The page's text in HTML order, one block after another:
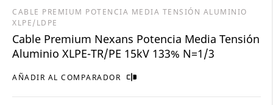
AÑADIR AL COMPARADOR
CABLE PREMIUM POTENCIA MEDIA TENSIÓN ALUMINIO
XLPE/LDPE
Cable Premium Nexans Potencia Media Tensión
Aluminio XLPE-TR/PE 15kV 133% N=1/3